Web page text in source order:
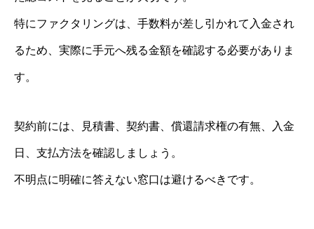
特にファクタリングは、手数料が差し引かれて入金され
るため、実際に手元へ残る金額を確認する必要がありま
す。
契約前には、見積書、契約書、償還請求権の有無、入金
日、支払方法を確認しましょう。
不明点に明確に答えない窓口は避けるべきです。